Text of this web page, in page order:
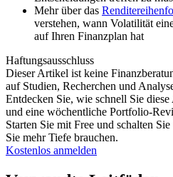
Mehr über das
verstehen, wann Volatilität
auf Ihren Finanzplan hat
Haftungsausschluss
Dieser Artikel ist keine
auf Studien, Recherchen und
Entdecken Sie, wie schnell Sie
und eine wöchentliche Portfolio-
Starten Sie mit Free und schalten
Sie mehr Tiefe brauchen.
Kostenlos anmelden